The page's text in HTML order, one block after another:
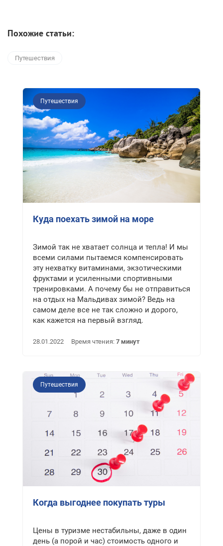
Похожие статьи:
Путешествия
Путешествия
Куда поехать зимой на море
Зимой так не хватает солнца и тепла! И мы
всеми силами пытаемся компенсировать
эту нехватку витаминами, экзотическими
фруктами и усиленными спортивными
тренировками. А почему бы не отправиться
на отдых на Мальдивах зимой? Ведь на
самом деле все не так сложно и дорого,
как кажется на первый взгляд.
28.01.2022 Время чтения: 7 минут
Путешествия
Когда выгоднее покупать туры
Цены в туризме нестабильны, даже в один
день (а порой и час) стоимость одного и